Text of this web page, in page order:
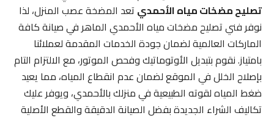
تصليح مضخات مياه الأحمديتعد المضخة عصب المنزل، لذا
نوفر فني تصليح مضخات مياه الأحمدي الماهر في صيانة كافة
الماركات العالمية لضمان جودة الخدمات المقدمة لعملائنا
بامتياز. نقوم بتبديل الأوتوماتيك وفحص الموتور، مع الالتزام التام
بإصلاح الخلل في الموقع لضمان عدم انقطاع المياه، مما يعيد
ضغط المياه لقوته الطبيعية في منزلك بالأحمدي، ويوفر عليك
تكاليف الشراء الجديدة بفضل الصيانة الدقيقة والقطع الأصلية